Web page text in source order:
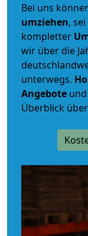
Bei uns
umziehen,
kompletter
wir über die
unterwegs.
Angebote
Überblick